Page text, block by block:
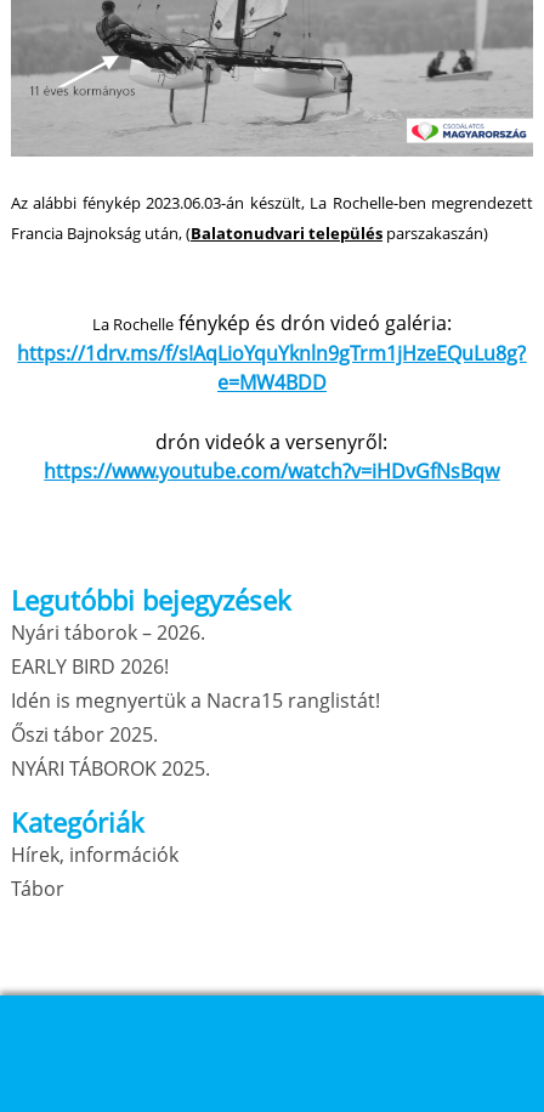
Az alábbi fénykép 2023.06.03-án készült, La Rochelle-ben megrendezett
Francia Bajnokság után, (Balatonudvari településparszakaszán)
La Rochellefénykép és drón videó galéria:
https://1drv.ms/f/s!AqLioYquYknln9gTrm1jHzeEQuLu8g?
e=MW4BDD
drón videók a versenyről:
https://www.youtube.com/watch?v=iHDvGfNsBqw
Legutóbbi bejegyzések
Nyári táborok – 2026.
EARLY BIRD 2026!
Idén is megnyertük a Nacra15 ranglistát!
Őszi tábor 2025.
NYÁRI TÁBOROK 2025.
Kategóriák
Hírek, információk
Tábor